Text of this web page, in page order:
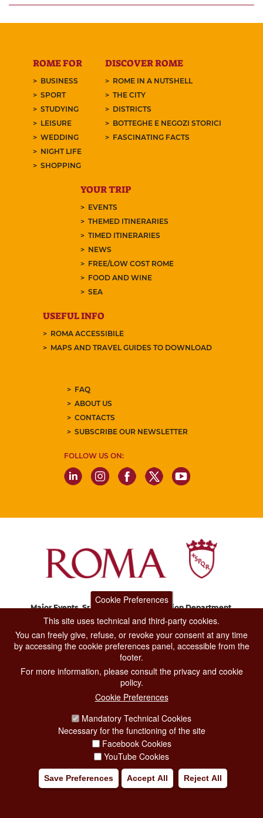
ROME FOR
BUSINESS
SPORT
STUDYING
LEISURE
WEDDING
NIGHT LIFE
SHOPPING
DISCOVER ROME
ROME IN A NUTSHELL
THE CITY
DISTRICTS
BOTTEGHE E NEGOZI STORICI
FASCINATING FACTS
YOUR TRIP
EVENTS
THEMED ITINERARIES
TIMED ITINERARIES
NEWS
FREE/LOW COST ROME
FOOD AND WINE
SEA
USEFUL INFO
ROMA ACCESSIBILE
MAPS AND TRAVEL GUIDES TO DOWNLOAD
FAQ
ABOUT US
CONTACTS
SUBSCRIBE OUR NEWSLETTER
FOLLOW US ON:
Major Events, Sport, Tourism and Fashion Department.
Via di San Basilio, 51
CONTACT CENTER TEL. 06 06 08
CONTATTA LA REDAZIONE
PRIVACY
SOCIAL MEDIA POLICY
CREDITS
COPYRIGHT
Cookie Preferences
This site uses technical and third-party cookies.
You can freely give, refuse, or revoke your consent at any time
by accessing the cookie preferences panel, accessible from the
footer.
For more information, please consult the privacy and cookie
policy.
Cookie Preferences
Mandatory Technical Cookies
Necessary for the functioning of the site
Facebook Cookies
YouTube Cookies
Save Preferences Accept All Reject All